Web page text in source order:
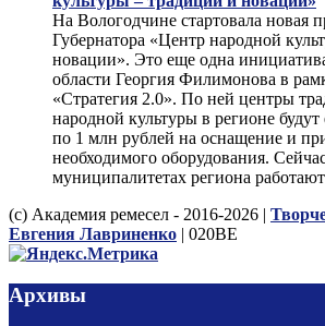
На Вологодчине стартовала новая
Губернатора «Центр народной
новации». Это еще одна
области Георгия Филимонова в
«Стратегия 2.0». По ней центры
народной культуры в регионе
по 1 млн рублей на оснащение и
необходимого оборудования.
муниципалитетах региона
(с) Академия ремесел - 2016-2026 |
Евгения Лавриненко | 020BE
Архивы